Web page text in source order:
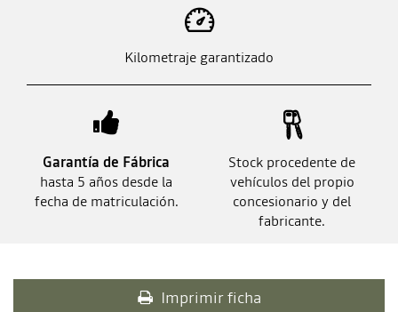
Kilometraje garantizado
Garantía de Fábrica
hasta 5 años desde la
fecha de matriculación.
Stock procedente de
vehículos del propio
concesionario y del
fabricante.
Imprimir ficha